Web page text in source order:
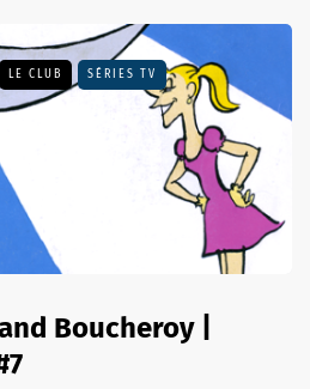
LE CLUB SÉRIES TV
Boucheroy |